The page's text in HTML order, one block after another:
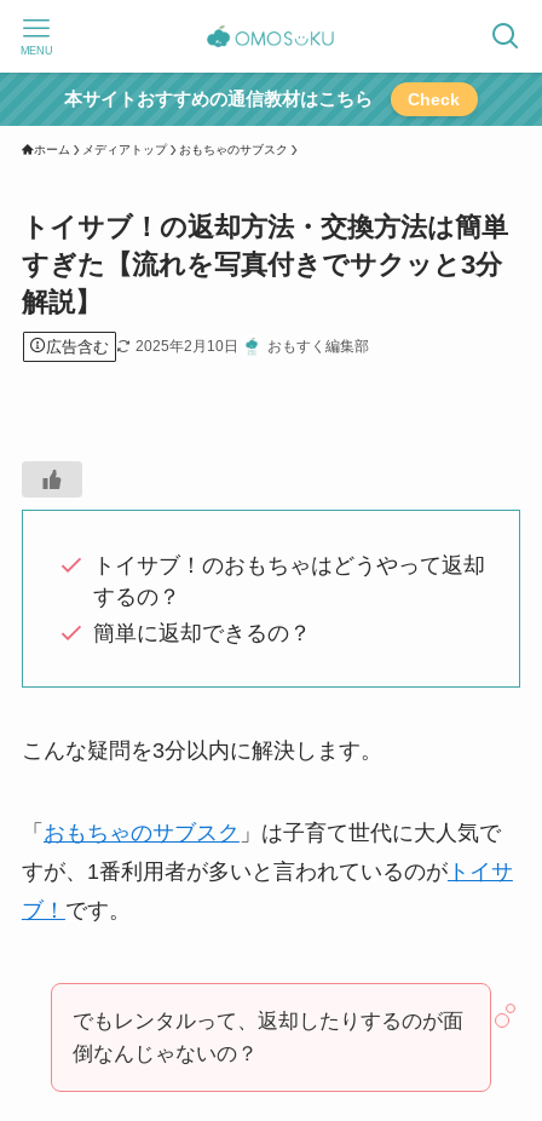
MENU
本サイトおすすめの通信教材はこちら Check
ホーム メディアトップ おもちゃのサブスク
トイサブ！の返却方法・交換方法は簡単
すぎた【流れを写真付きでサクッと3分
解説】
広告含む 2025年2月10日 おもすく編集部
トイサブ！のおもちゃはどうやって返却
するの？
簡単に返却できるの？
こんな疑問を3分以内に解決します。
「 おもちゃのサブスク 」は子育て世代に大人気で
すが、1番利用者が多いと言われているのがトイサ
ブ！ です。
でもレンタルって、返却したりするのが面
倒なんじゃないの？